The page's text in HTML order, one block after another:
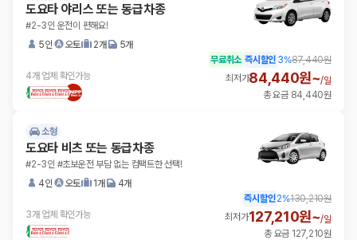
도요타 야리스 또는 동급차종
#2-3인 운전이 편해요!
5인
오토 2개 5개
4개 업체 확인가능
무료취소 즉시할인 3%87,440원
최저가84,440원~/일
총 요금 84,440원
소형
도요타 비츠 또는 동급차종
#2-3인 #초보운전 부담 없는 컴팩트한 선택!
4인
오토 1개 4개
3개 업체 확인가능
즉시할인2%130,210원
최저가127,210원~/일
총 요금 127,210원